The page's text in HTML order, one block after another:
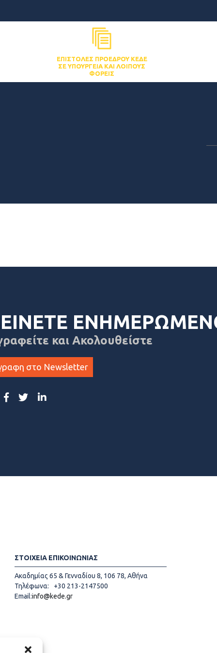
ΕΠΙΣΤΟΛΈΣ ΠΡΟΈΔΡΟΥ ΚΕΔΕ
ΣΕ ΥΠΟΥΡΓΕΊΑ ΚΑΙ ΛΟΙΠΟΎΣ
ΦΟΡΕΊΣ
και Ακολουθείστε
στο Newsletter
ΣΤΟΙΧΕΙΑ ΕΠΙΚΟΙΝΩΝΙΑΣ
Ακαδημίας 65 & Γενναδίου 8, 106 78, Αθήνα
Τηλέφωνα:
+30 213-2147500
Email:info@kede.gr